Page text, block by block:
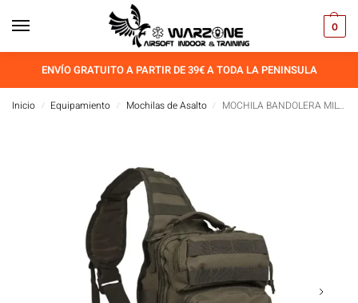
0
ENVÍO GRATUITO A PARTIR DE 39€ A TODA LA PENINSULA
Inicio / Equipamiento / Mochilas de Asalto / MOCHILA BANDOLERA MILTEC SM